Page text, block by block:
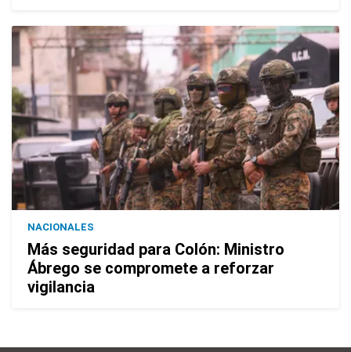
NACIONALES
Más seguridad para Colón: Ministro
Ábrego se compromete a reforzar
vigilancia